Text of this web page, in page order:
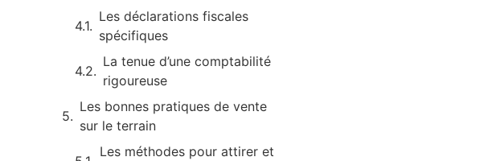
Les déclarations fiscales
spécifiques
La tenue d’une comptabilité
rigoureuse
Les bonnes pratiques de vente
sur le terrain
Les méthodes pour attirer et